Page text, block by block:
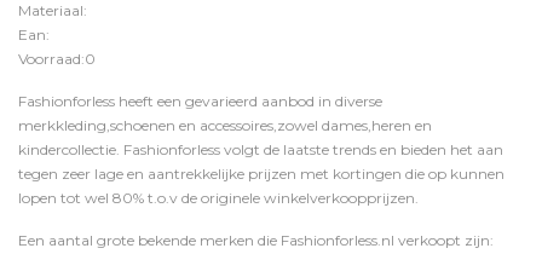
Materiaal:
Ean:
Voorraad:0
Fashionforless heeft een gevarieerd aanbod in diverse
merkkleding,schoenen en accessoires,zowel dames,heren en
kindercollectie. Fashionforless volgt de laatste trends en bieden het aan
tegen zeer lage en aantrekkelijke prijzen met kortingen die op kunnen
lopen tot wel 80% t.o.v de originele winkelverkoopprijzen.
Een aantal grote bekende merken die Fashionforless.nl verkoopt zijn: